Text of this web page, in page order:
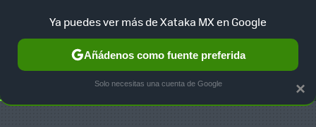
SELECCIÓN GAMING HOME AUTO TERRITORIO
×
Ya puedes ver más de Xataka MX en Google
Añádenos como fuente preferida
Solo necesitas una cuenta de Google